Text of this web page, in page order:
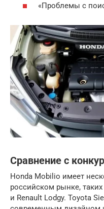
«Проблемы с
Сравнение с
Honda Mobilio имеет
российском рынке,
и Renault Lodgy. Toyota